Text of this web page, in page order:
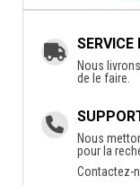
SERVICE
Nous
de le faire.
Nous
pour la
Contactez-